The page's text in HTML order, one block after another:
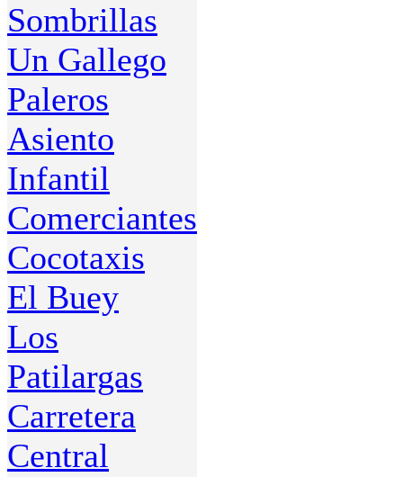
Sombrillas
Un Gallego
Paleros
Asiento
Infantil
Comerciantes
Cocotaxis
El Buey
Los
Patilargas
Carretera
Central